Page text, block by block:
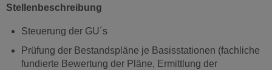
Stellenbeschreibung
Steuerung der GU´s
Prüfung der Bestandspläne je Basisstationen (fachliche
fundierte Bewertung der Pläne, Ermittlung der